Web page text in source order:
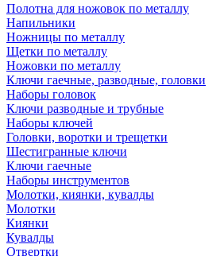
Полотна для ножовок по металлу
Напильники
Ножницы по металлу
Щетки по металлу
Ножовки по металлу
Ключи гаечные, разводные, головки
Наборы головок
Ключи разводные и трубные
Наборы ключей
Головки, воротки и трещетки
Шестигранные ключи
Ключи гаечные
Наборы инструментов
Молотки, киянки, кувалды
Молотки
Киянки
Кувалды
Отвертки